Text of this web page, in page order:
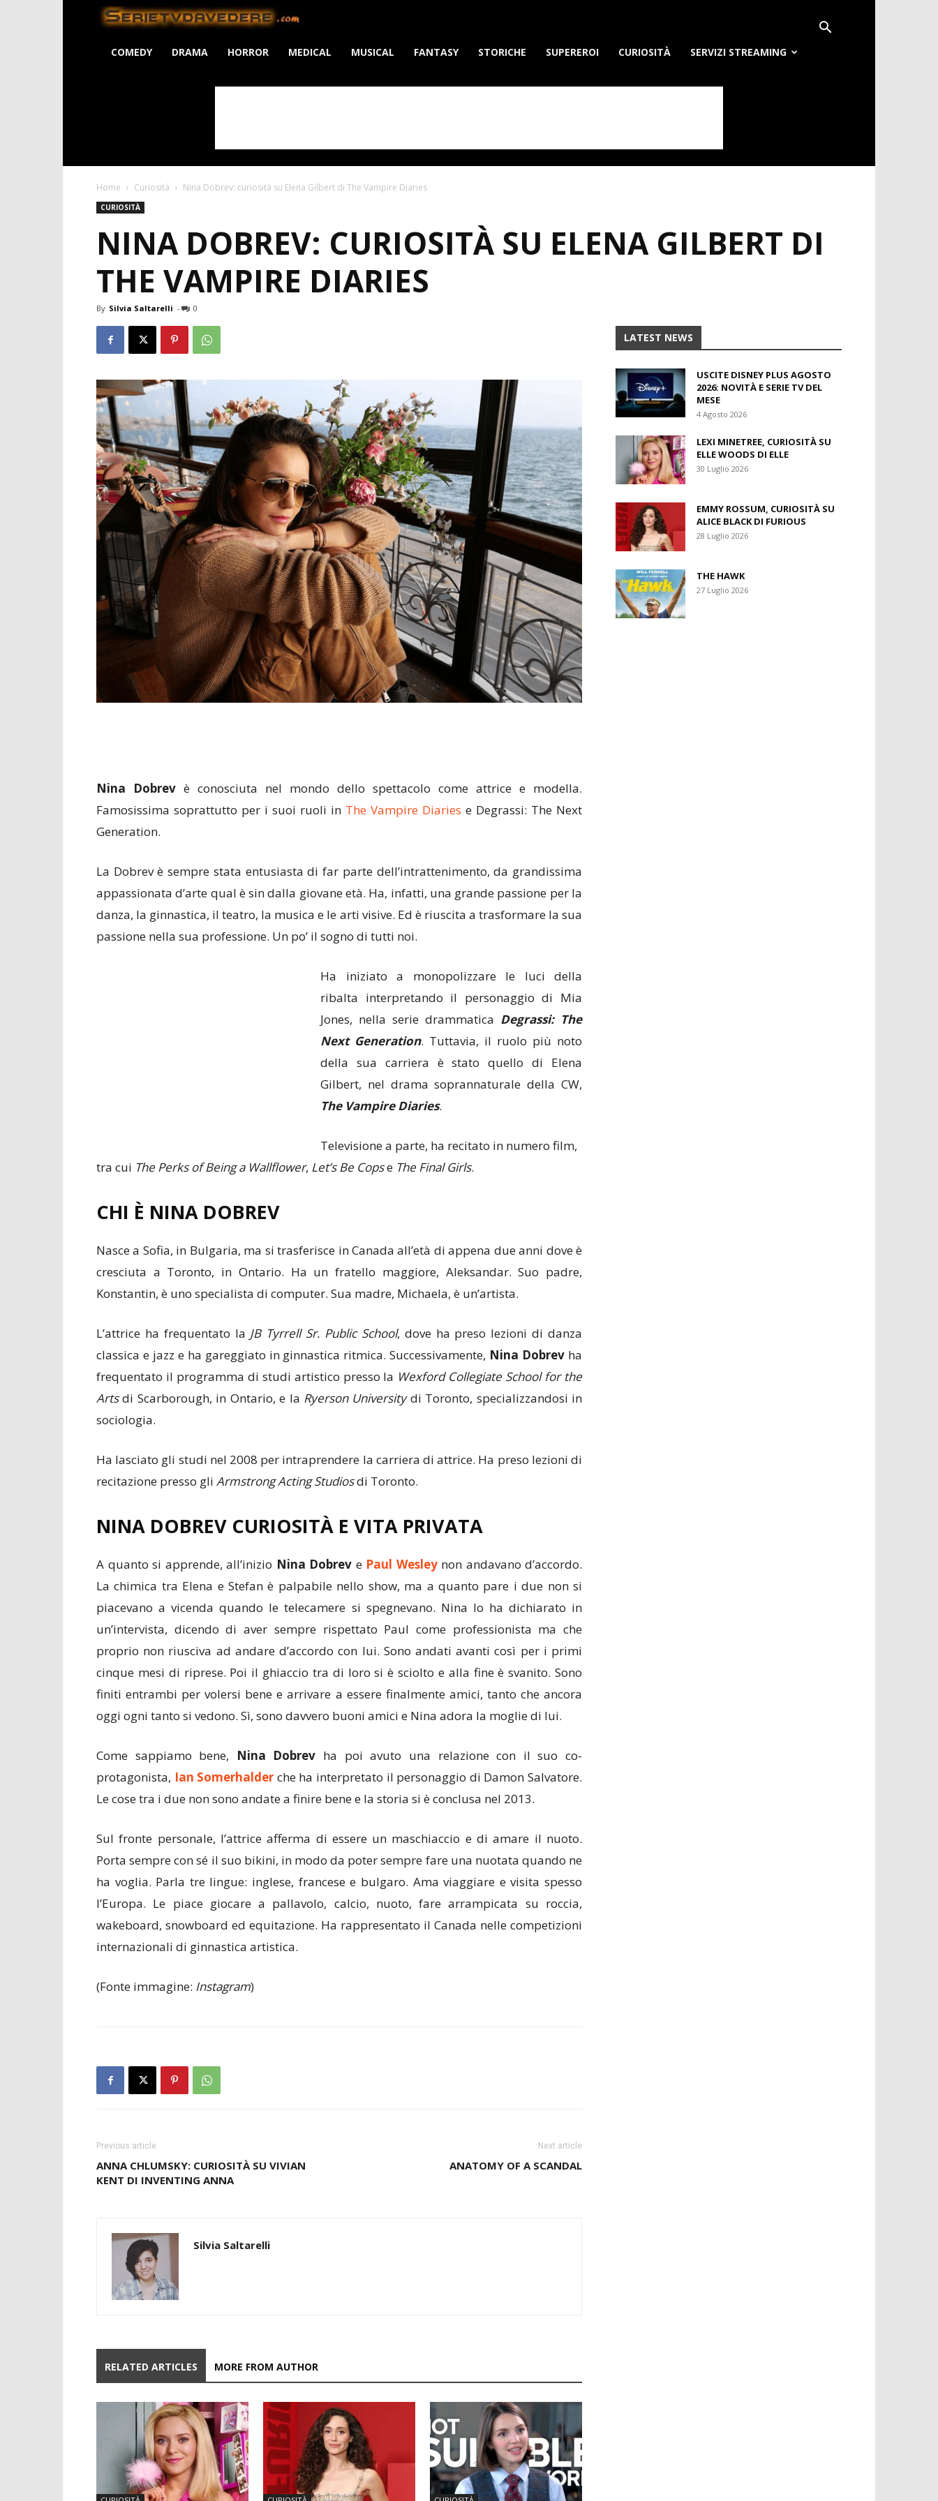
COMEDY DRAMA HORROR MEDICAL MUSICAL FANTASY STORICHE SUPEREROI CURIOSITÀ SERVIZI STREAMING
Home Curiosità Nina Dobrev: curiosità su Elena Gilbert di The Vampire Diaries
CURIOSITÀ
NINA DOBREV: CURIOSITÀ SU ELENA GILBERT DI
THE VAMPIRE DIARIES
By Silvia Saltarelli - 0
Nina Dobrev è conosciuta nel mondo dello spettacolo come attrice e modella.
Famosissima soprattutto per i suoi ruoli in The Vampire Diaries e Degrassi: The Next
Generation.
La Dobrev è sempre stata entusiasta di far parte dell’intrattenimento, da grandissima
appassionata d’arte qual è sin dalla giovane età. Ha, infatti, una grande passione per la
danza, la ginnastica, il teatro, la musica e le arti visive. Ed è riuscita a trasformare la sua
passione nella sua professione. Un po’ il sogno di tutti noi.
Ha iniziato a monopolizzare le luci della
ribalta interpretando il personaggio di Mia
Jones, nella serie drammatica Degrassi: The
Next Generation. Tuttavia, il ruolo più noto
della sua carriera è stato quello di Elena
Gilbert, nel drama soprannaturale della CW,
The Vampire Diaries.
Televisione a parte, ha recitato in numero film,
tra cui The Perks of Being a Wallflower, Let’s Be Copse The Final Girls.
CHI È NINA DOBREV
Nasce a Sofia, in Bulgaria, ma si trasferisce in Canada all’età di appena due anni dove è
cresciuta a Toronto, in Ontario. Ha un fratello maggiore, Aleksandar. Suo padre,
Konstantin, è uno specialista di computer. Sua madre, Michaela, è un’artista.
L’attrice ha frequentato la JB Tyrrell Sr. Public School, dove ha preso lezioni di danza
classica e jazz e ha gareggiato in ginnastica ritmica. Successivamente, Nina Dobrev ha
frequentato il programma di studi artistico presso la Wexford Collegiate School for the
Artsdi Scarborough, in Ontario, e la Ryerson Universitydi Toronto, specializzandosi in
sociologia.
Ha lasciato gli studi nel 2008 per intraprendere la carriera di attrice. Ha preso lezioni di
recitazione presso gli Armstrong Acting Studiosdi Toronto.
NINA DOBREV CURIOSITÀ E VITA PRIVATA
A quanto si apprende, all’inizio Nina Dobrev e Paul Wesleynon andavano d’accordo.
La chimica tra Elena e Stefan è palpabile nello show, ma a quanto pare i due non si
piacevano a vicenda quando le telecamere si spegnevano. Nina lo ha dichiarato in
un’intervista, dicendo di aver sempre rispettato Paul come professionista ma che
proprio non riusciva ad andare d’accordo con lui. Sono andati avanti così per i primi
cinque mesi di riprese. Poi il ghiaccio tra di loro si è sciolto e alla fine è svanito. Sono
finiti entrambi per volersi bene e arrivare a essere finalmente amici, tanto che ancora
oggi ogni tanto si vedono. Sì, sono davvero buoni amici e Nina adora la moglie di lui.
Come sappiamo bene, Nina Dobrev ha poi avuto una relazione con il suo co-
protagonista, Ian Somerhalder che ha interpretato il personaggio di Damon Salvatore.
Le cose tra i due non sono andate a finire bene e la storia si è conclusa nel 2013.
Sul fronte personale, l’attrice afferma di essere un maschiaccio e di amare il nuoto.
Porta sempre con sé il suo bikini, in modo da poter sempre fare una nuotata quando ne
ha voglia. Parla tre lingue: inglese, francese e bulgaro. Ama viaggiare e visita spesso
l’Europa. Le piace giocare a pallavolo, calcio, nuoto, fare arrampicata su roccia,
wakeboard, snowboard ed equitazione. Ha rappresentato il Canada nelle competizioni
internazionali di ginnastica artistica.
(Fonte immagine: Instagram)
Previous article
ANNA CHLUMSKY: CURIOSITÀ SU VIVIAN
KENT DI INVENTING ANNA
Next article
ANATOMY OF A SCANDAL
Silvia Saltarelli
RELATED ARTICLES MORE FROM AUTHOR
LATEST NEWS
USCITE DISNEY PLUS AGOSTO
2026: NOVITÀ E SERIE TV DEL
MESE
4 Agosto 2026
LEXI MINETREE, CURIOSITÀ SU
ELLE WOODS DI ELLE
30 Luglio 2026
EMMY ROSSUM, CURIOSITÀ SU
ALICE BLACK DI FURIOUS
28 Luglio 2026
THE HAWK
27 Luglio 2026